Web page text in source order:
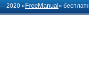
2020 « FreeManual»